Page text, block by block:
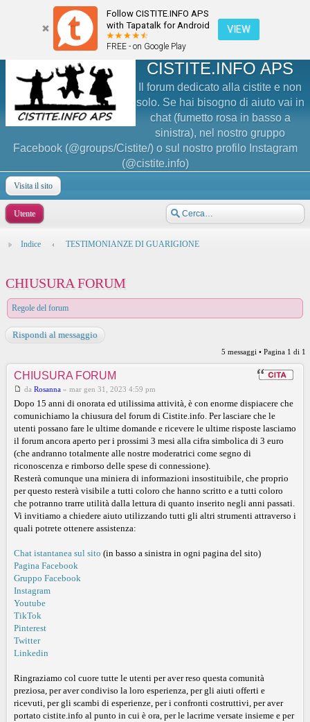
Follow CISTITE.INFO APS
with Tapatalk for Android
FREE - on Google Play
VIEW
CISTITE.INFO APS
Il forum dedicato alla cistite e non
solo. Se hai bisogno di aiuto vai in
chat (fumetto rosa in basso a
sinistra), nel nostro gruppo
Facebook (@groups/Cistite/) o sul nostro profilo Instagram
(@cistite.info)
Visita il sito
Utente
Indice ‹ TESTIMONIANZE DI GUARIGIONE
CHIUSURA FORUM
Regole del forum
Rispondi al messaggio
5 messaggi • Pagina 1 di 1
CHIUSURA FORUM
da Rosanna » mar gen 31, 2023 4:59 pm
Dopo 15 anni di onorata ed utilissima attività, è con enorme dispiacere che
comunichiamo la chiusura del forum di Cistite.info. Per lasciare che le
utenti possano fare le ultime domande e ricevere le ultime risposte lasciamo
il forum ancora aperto per i prossimi 3 mesi alla cifra simbolica di 3 euro
(che andranno totalmente alle nostre moderatrici come segno di
riconoscenza e rimborso delle spese di connessione).
Resterà comunque una miniera di informazioni insostituibile, che proprio
per questo resterà visibile a tutti coloro che hanno scritto e a tutti coloro
che potranno trarre utilità dalla lettura di quanto inserito negli anni passati.
Vi invitiamo a chiedere aiuto utilizzando tutti gli altri strumenti attraverso i
quali potrete ottenere assistenza:
Chat istantanea sul sito (in basso a sinistra in ogni pagina del sito)
Pagina Facebook
Gruppo Facebook
Instagram
Youtube
TikTok
Pinterest
Twitter
Linkedin
Ringraziamo col cuore tutte le utenti per aver reso questa comunità
preziosa, per aver condiviso la loro esperienza, per gli aiuti offerti e
ricevuti, per gli scambi di esperienze, per i confronti costruttivi, per aver
portato cistite.info al punto in cui è ora, per le lacrime versate insieme e per